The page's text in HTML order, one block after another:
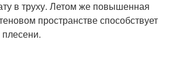
в труху. Летом же повышенная
пространстве способствует